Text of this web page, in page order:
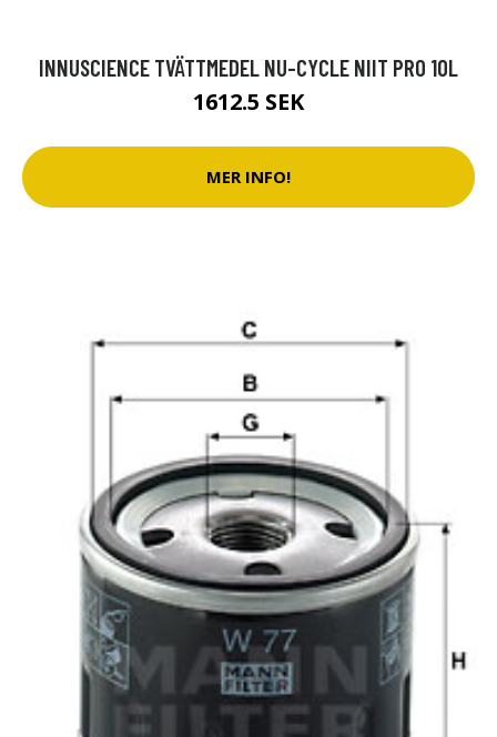
INNUSCIENCE TVÄTTMEDEL NU-CYCLE NIIT PRO 10L
1612.5 SEK
MER INFO!